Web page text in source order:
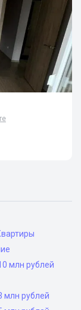
млн рублей
млн рублей